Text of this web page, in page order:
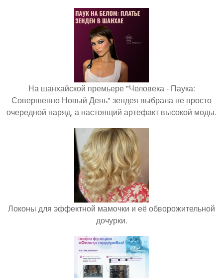
На шанхайской премьере "Человека - Паука:
Совершенно Новый День" зендея выбрала не просто
очередной наряд, а настоящий артефакт высокой моды.
Локоны для эффектной мамочки и её обворожительной
дочурки.